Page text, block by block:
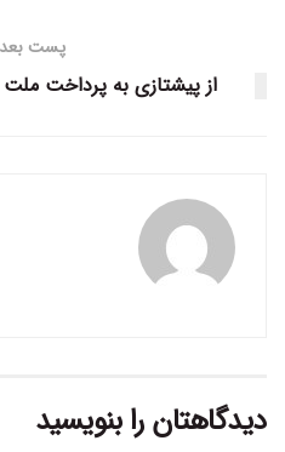
پست
از پیشتازی به پرداخت ملت در
دیدگاهتان را بنویسید